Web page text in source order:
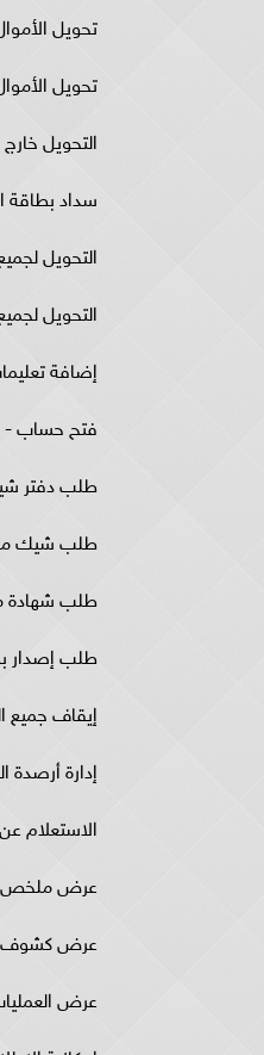
تحويل
تحويل
التحويل
سداد بطاقة
التحويل
التحويل
إضافة
فتح حساب -
طلب دفتر
طلب شيك
طلب شهادة
طلب إصدار
إيقاف جميع
إدارة أرصدة
الاستعلام
عرض ملخص
عرض كشوف
عرض